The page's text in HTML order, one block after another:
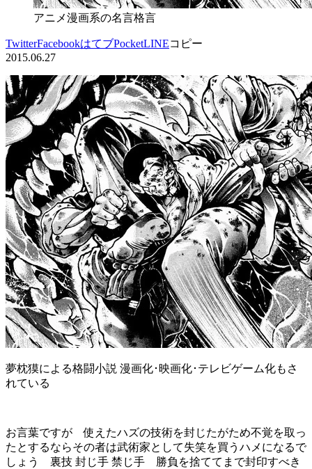
アニメ漫画系の名言格言
TwitterFacebookはてブPocketLINEコピー
2015.06.27
夢枕獏による格闘小説 漫画化･映画化･テレビゲーム化もさ
れている
お言葉ですが 使えたハズの技術を封じたがため不覚を取っ
たとするならその者は武術家として失笑を買うハメになるで
しょう 裏技 封じ手 禁じ手 勝負を捨ててまで封印すべき